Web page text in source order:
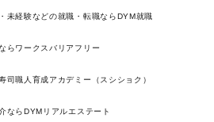
未経験などの就職・転職ならDYM就職
らワークスバリアフリー
司職人育成アカデミー（スシショク）
ならDYMリアルエステート